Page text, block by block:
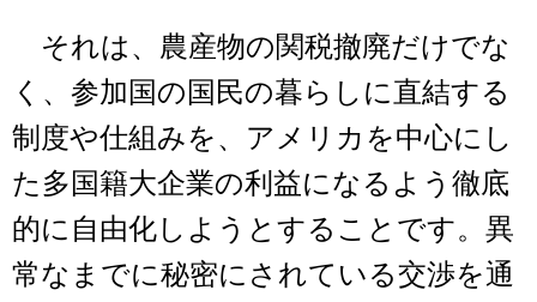
それは、農産物の関税撤廃だけでな
く、参加国の国民の暮らしに直結する
制度や仕組みを、アメリカを中心にし
た多国籍大企業の利益になるよう徹底
的に自由化しようとすることです。異
常なまでに秘密にされている交渉を通